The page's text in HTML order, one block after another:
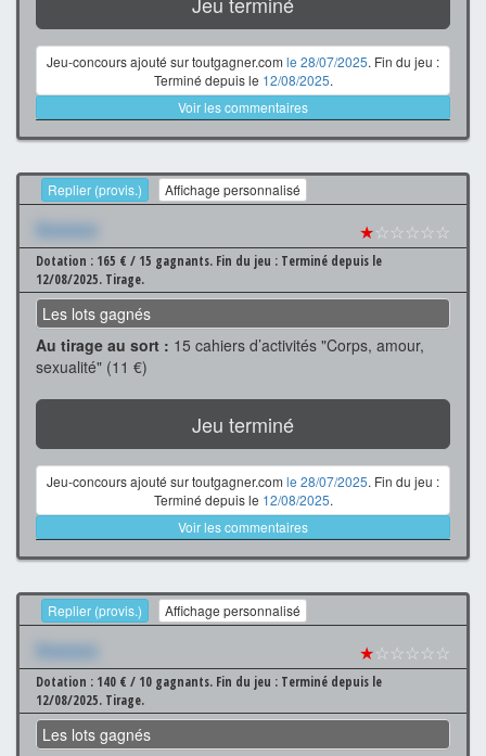
Jeu-concours ajouté sur toutgagner.com le 28/07/2025. Fin du jeu :
Terminé depuis le 12/08/2025.
Voir les commentaires
Replier (provis.) Affichage personnalisé
Xxxxxxx ★☆☆☆☆☆
Dotation : 165 € / 15 gagnants. Fin du jeu : Terminé depuis le
12/08/2025. Tirage.
Les lots gagnés
Au tirage au sort : 15 cahiers d’activités "Corps, amour,
sexualité" (11 €)
Jeu terminé
Jeu-concours ajouté sur toutgagner.com le 28/07/2025. Fin du jeu :
Terminé depuis le 12/08/2025.
Voir les commentaires
Replier (provis.) Affichage personnalisé
Xxxxxxx ★☆☆☆☆☆
Dotation : 140 € / 10 gagnants. Fin du jeu : Terminé depuis le
12/08/2025. Tirage.
Les lots gagnés